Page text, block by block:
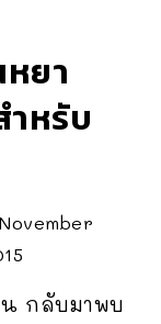
ยา
ำหรับ
กลับมาพบ